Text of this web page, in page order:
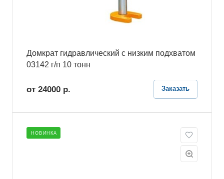
Домкрат гидравлический с низким подхватом
03142 г/п 10 тонн
от 24000 р. Заказать
НОВИНКА